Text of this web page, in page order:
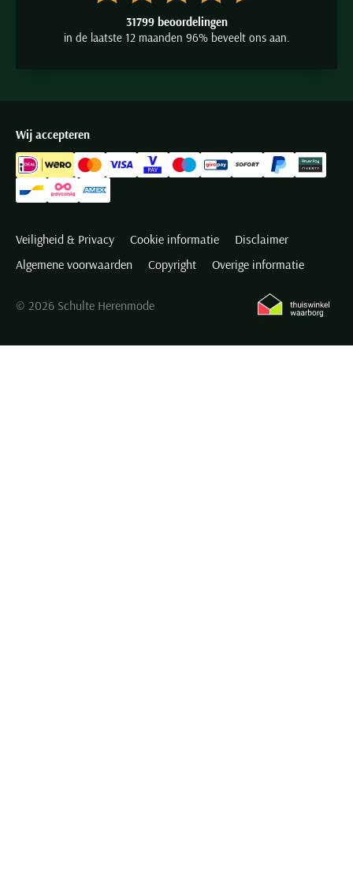
31799 beoordelingen
in de laatste 12 maanden 96% beveelt ons aan.
Wij accepteren
Veiligheid & Privacy Cookie informatie
Disclaimer
Algemene voorwaarden
Copyright Overige informatie
© 2026 Schulte Herenmode